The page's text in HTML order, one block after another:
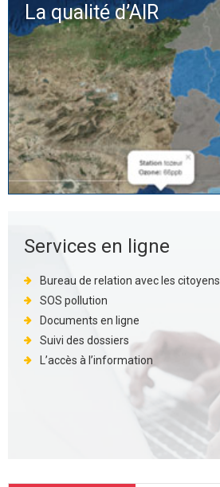
La qualité d’AIR
Services en ligne
Bureau de relation avec les citoyens
SOS pollution
Documents en ligne
Suivi des dossiers
L’accès à l’information